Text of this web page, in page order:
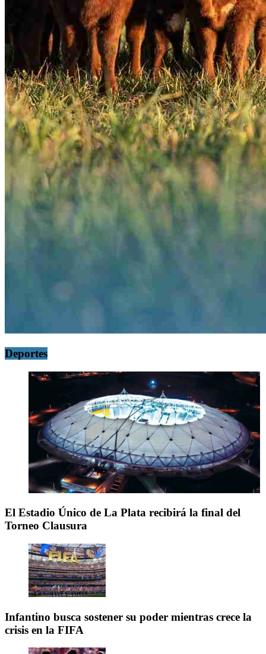
Deportes
El Estadio Único de La Plata recibirá la final del
Torneo Clausura
Infantino busca sostener su poder mientras crece la
crisis en la FIFA